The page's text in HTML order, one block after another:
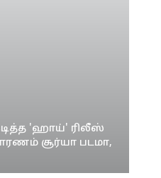
'ஹாய்' ரிலீஸ்
சூர்யா படமா,